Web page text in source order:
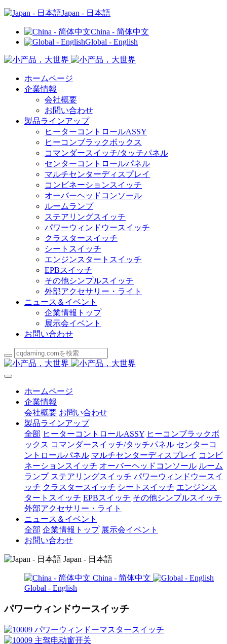
Japan - 日本語
China - 简体中文
Global - English
ホームページ
企業情報
会社概要
お問い合わせ
製品ラインアップ
ヒーターコントロールASSY
ヒーコンブラックボックス
コマンダースイッチ/タッチパネル
センターコントロールパネル
マルチセンターディスプレイ
コンビネーションスイッチ
オーバーヘッドコンソール
ルームランプ
ステアリングスイッチ
パワーウィンドウースイッチ
クラスタースイッチ
シートスイッチ
エンジンスタートスイッチ
EPBスイッチ
その他シンプルスイッチ
外部アクセサリー・ライト
ニュース＆イベント
企業情報トップ
展示会イベント
お問い合わせ
ホームページ
企業情報
会社概要 お問い合わせ
製品ラインアップ
全部 ヒーターコントロールASSY ヒーコンブラックボ
ックス コマンダースイッチ/タッチパネル センターコ
ントロールパネル マルチセンターディスプレイ コンビ
ネーションスイッチ オーバーヘッドコンソール ルーム
ランプ ステアリングスイッチ パワーウィンドウースイ
ッチ クラスタースイッチ シートスイッチ エンジンス
タートスイッチ EPBスイッチ その他シンプルスイッチ
外部アクセサリー・ライト
ニュース＆イベント
全部 企業情報トップ 展示会イベント
お問い合わせ
Japan - 日本語
China - 简体中文
Global - English
パワーウィンドウースイッチ